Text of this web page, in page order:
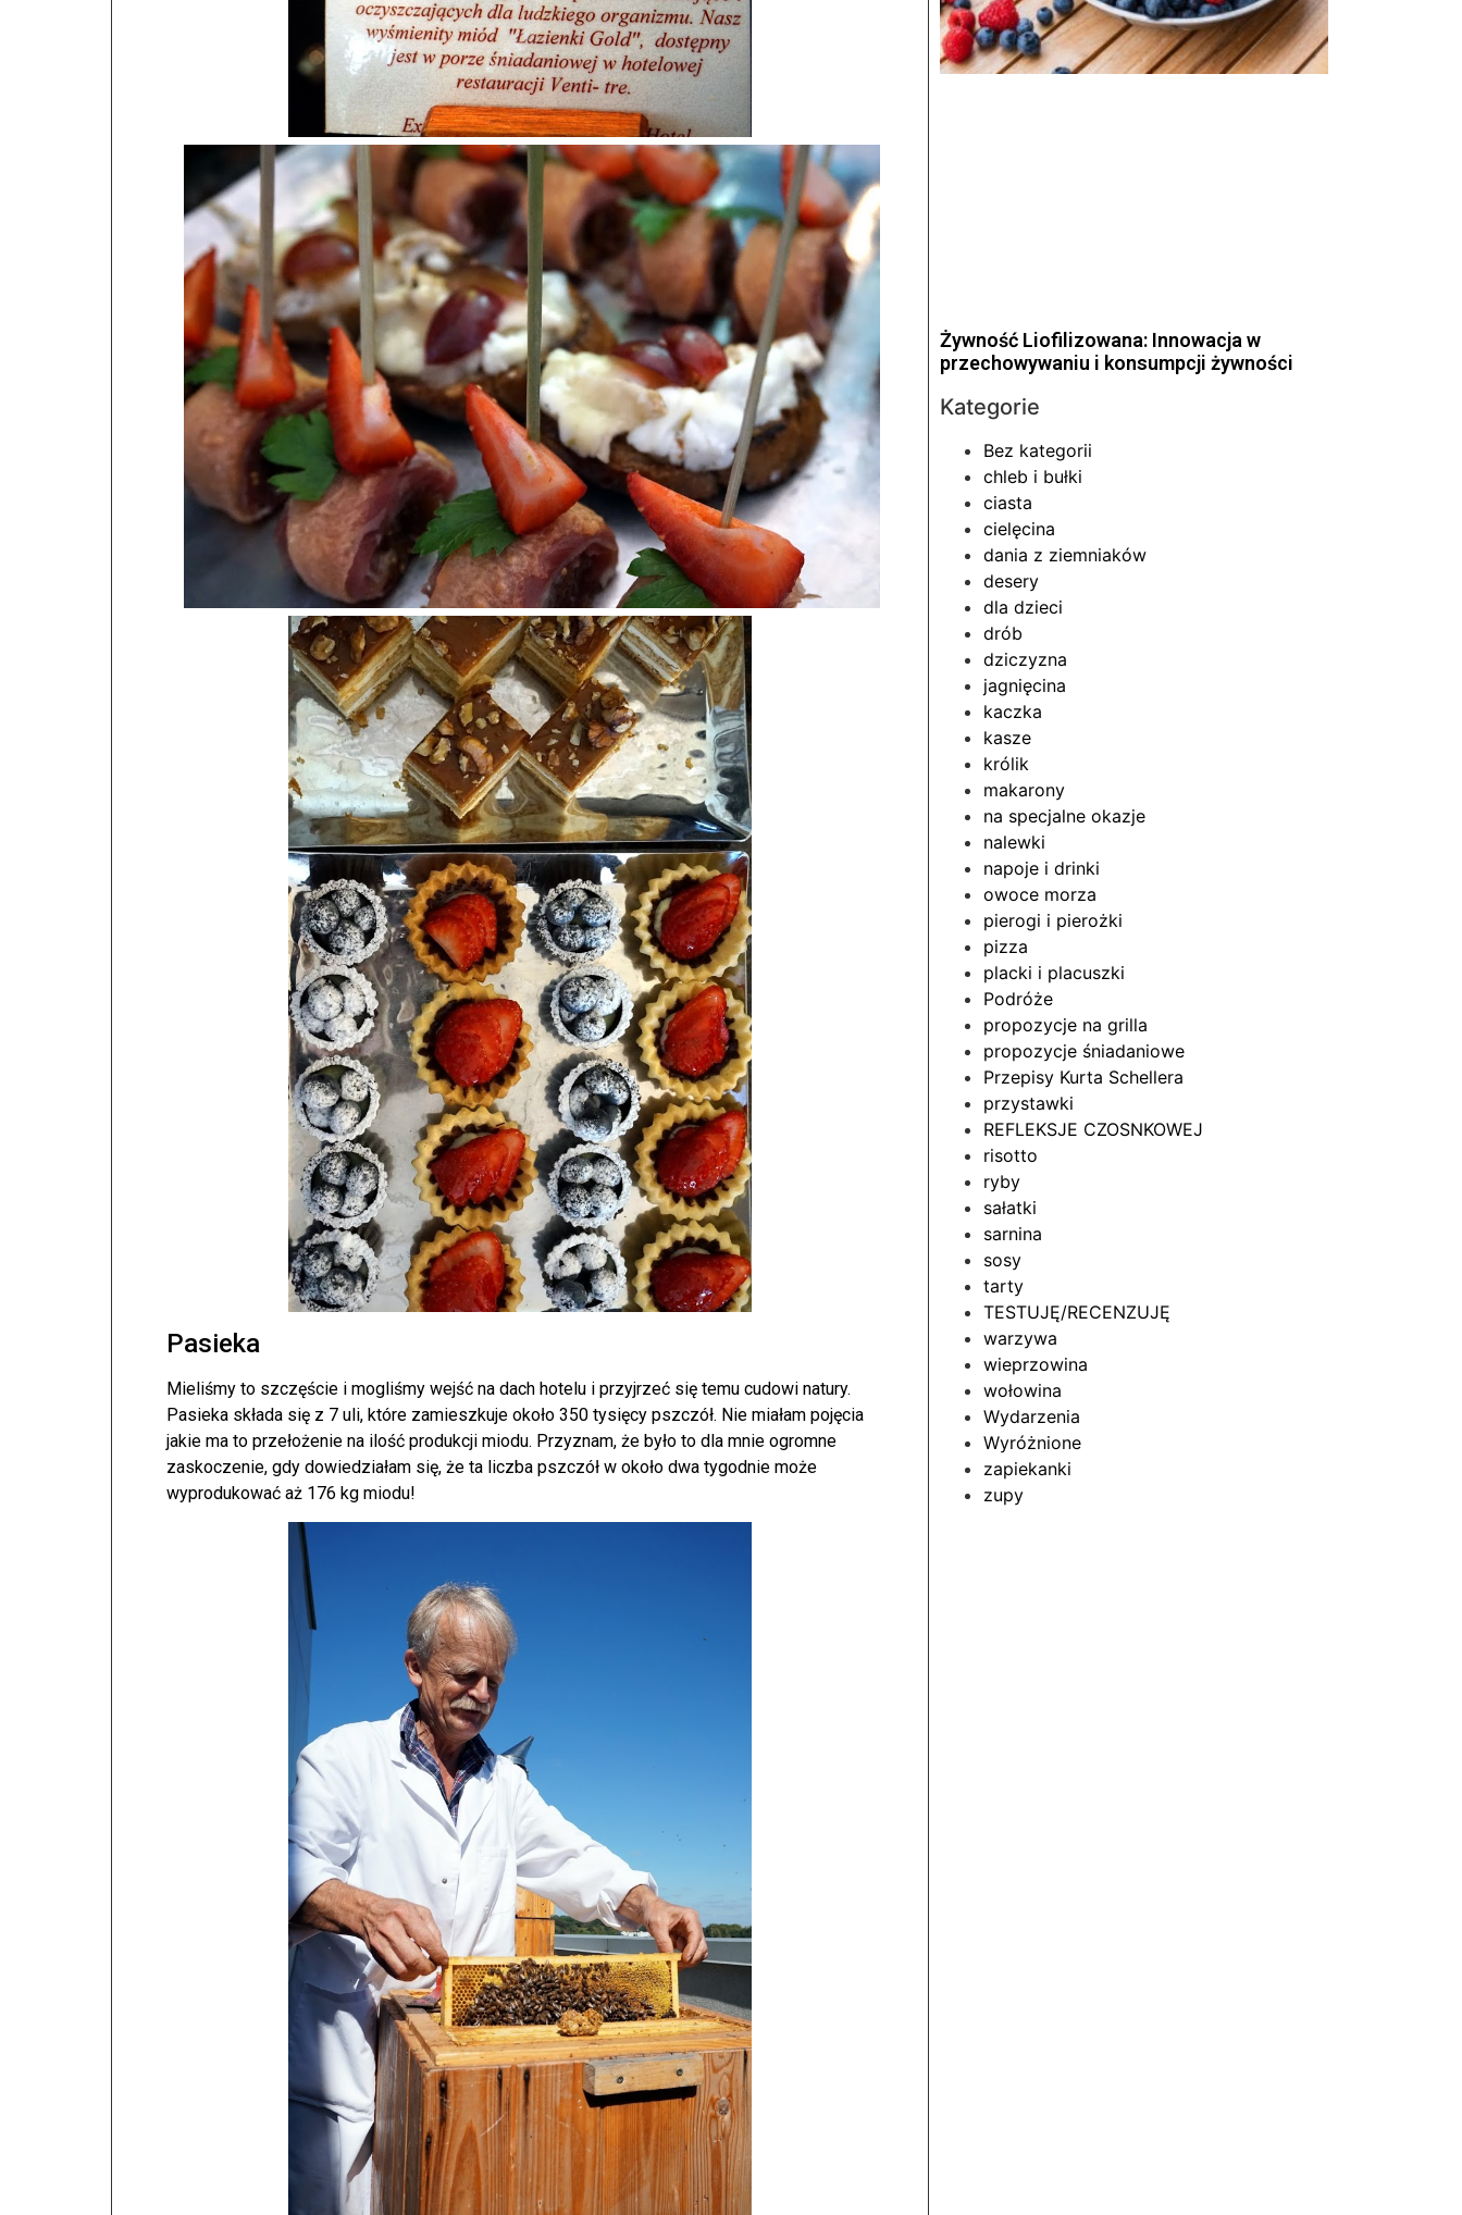
Pasieka
Mieliśmy to szczęście i mogliśmy wejść na dach hotelu i przyjrzeć się temu cudowi natury.
Pasieka składa się z 7 uli, które zamieszkuje około 350 tysięcy pszczół. Nie miałam pojęcia
jakie ma to przełożenie na ilość produkcji miodu. Przyznam, że było to dla mnie ogromne
zaskoczenie, gdy dowiedziałam się, że ta liczba pszczół w około dwa tygodnie może
wyprodukować aż 176 kg miodu!
Żywność Liofilizowana: Innowacja w
przechowywaniu i konsumpcji żywności
Kategorie
Bez kategorii
chleb i bułki
ciasta
cielęcina
dania z ziemniaków
desery
dla dzieci
drób
dziczyzna
jagnięcina
kaczka
kasze
królik
makarony
na specjalne okazje
nalewki
napoje i drinki
owoce morza
pierogi i pierożki
pizza
placki i placuszki
Podróże
propozycje na grilla
propozycje śniadaniowe
Przepisy Kurta Schellera
przystawki
REFLEKSJE CZOSNKOWEJ
risotto
ryby
sałatki
sarnina
sosy
tarty
TESTUJĘ/RECENZUJĘ
warzywa
wieprzowina
wołowina
Wydarzenia
Wyróżnione
zapiekanki
zupy